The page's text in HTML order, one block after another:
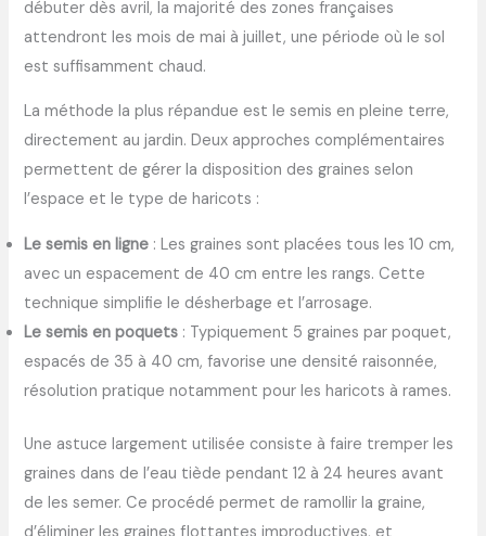
débuter dès avril, la majorité des zones françaises
attendront les mois de mai à juillet, une période où le sol
est suffisamment chaud.
La méthode la plus répandue est le semis en pleine terre,
directement au jardin. Deux approches complémentaires
permettent de gérer la disposition des graines selon
l’espace et le type de haricots :
Le semis en ligne : Les graines sont placées tous les 10 cm,
avec un espacement de 40 cm entre les rangs. Cette
technique simplifie le désherbage et l’arrosage.
Le semis en poquets : Typiquement 5 graines par poquet,
espacés de 35 à 40 cm, favorise une densité raisonnée,
résolution pratique notamment pour les haricots à rames.
Une astuce largement utilisée consiste à faire tremper les
graines dans de l’eau tiède pendant 12 à 24 heures avant
de les semer. Ce procédé permet de ramollir la graine,
d’éliminer les graines flottantes improductives, et